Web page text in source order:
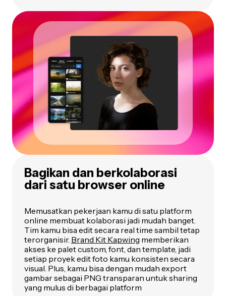
Bagikan dan berkolaborasi
dari satu browser online
Memusatkan pekerjaan kamu di satu platform
online membuat kolaborasi jadi mudah banget.
Tim kamu bisa edit secara real time sambil tetap
terorganisir. Brand Kit Kapwing memberikan
akses ke palet custom, font, dan template, jadi
setiap proyek edit foto kamu konsisten secara
visual. Plus, kamu bisa dengan mudah export
gambar sebagai PNG transparan untuk sharing
yang mulus di berbagai platform